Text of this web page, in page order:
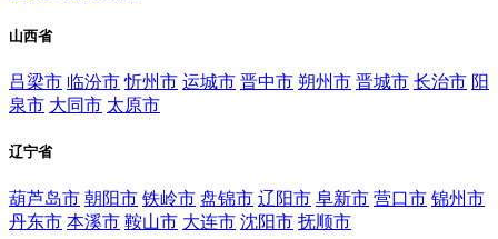
山西省
吕梁市 临汾市 忻州市 运城市 晋中市 朔州市 晋城市 长治市 阳
泉市 大同市 太原市
辽宁省
葫芦岛市 朝阳市 铁岭市 盘锦市 辽阳市 阜新市 营口市 锦州市
丹东市 本溪市 鞍山市 大连市 沈阳市 抚顺市